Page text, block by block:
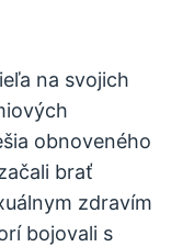
na svojich
obnoveného
brať
zdravím
bojovali s